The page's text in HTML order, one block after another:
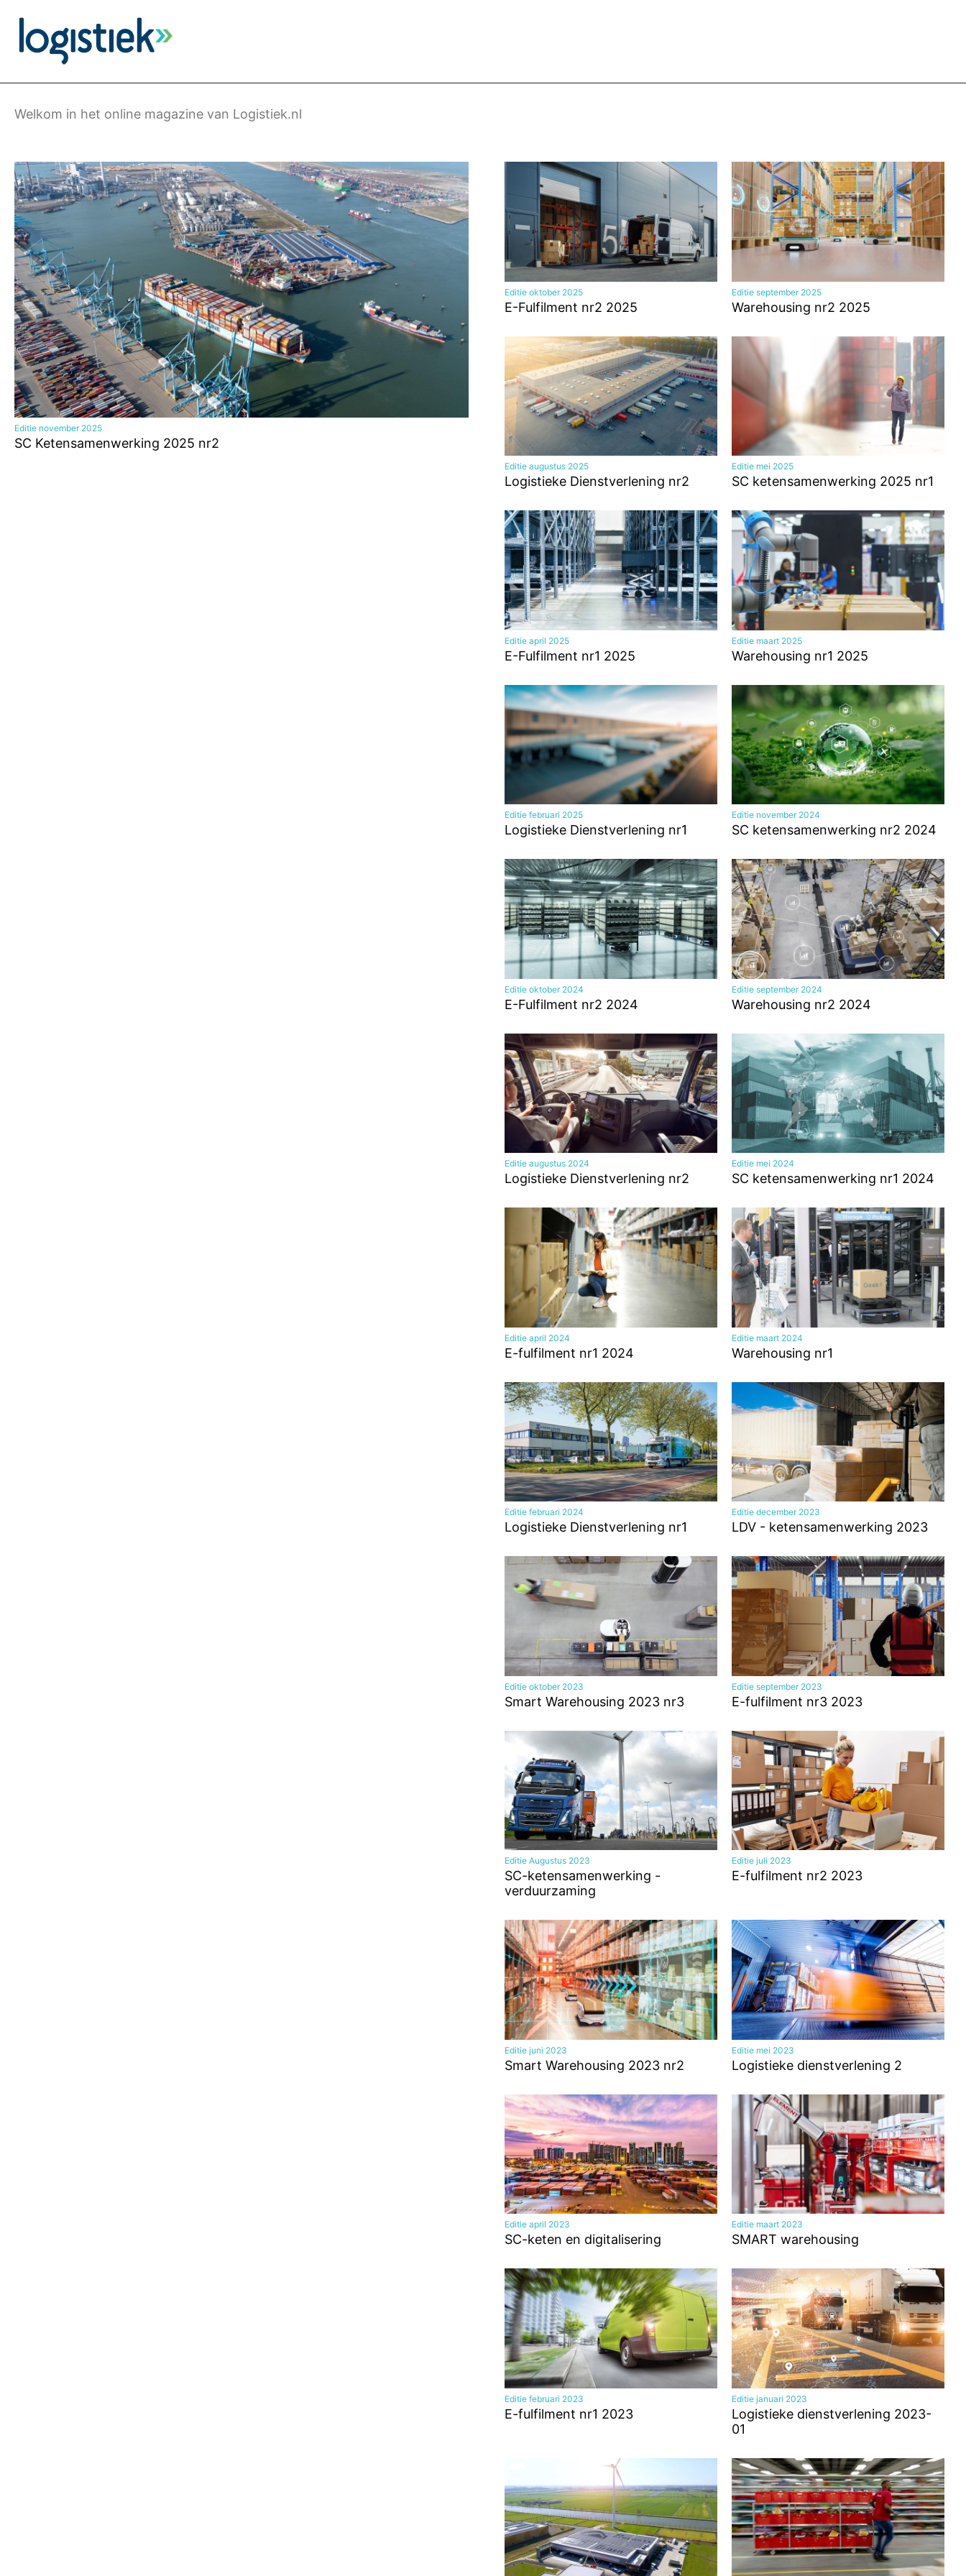
Overslaan
en
naar
de
gaan
Welkom in het online magazine van Logistiek.nl
Editie november 2025
SC Ketensamenwerking 2025 nr2
Editie oktober 2025
E-Fulfilment nr2 2025
Editie september 2025
Warehousing nr2 2025
Editie augustus 2025
Logistieke Dienstverlening nr2
Editie mei 2025
SC ketensamenwerking 2025 nr1
Editie april 2025
E-Fulfilment nr1 2025
Editie maart 2025
Warehousing nr1 2025
Editie februari 2025
Logistieke Dienstverlening nr1
Editie november 2024
SC ketensamenwerking nr2 2024
Editie oktober 2024
E-Fulfilment nr2 2024
Editie september 2024
Warehousing nr2 2024
Editie augustus 2024
Logistieke Dienstverlening nr2
Editie mei 2024
SC ketensamenwerking nr1 2024
Editie april 2024
E-fulfilment nr1 2024
Editie maart 2024
Warehousing nr1
Editie februari 2024
Logistieke Dienstverlening nr1
Editie december 2023
LDV - ketensamenwerking 2023
Editie oktober 2023
Smart Warehousing 2023 nr3
Editie september 2023
E-fulfilment nr3 2023
Editie Augustus 2023
SC-ketensamenwerking -
verduurzaming
Editie juli 2023
E-fulfilment nr2 2023
Editie juni 2023
Smart Warehousing 2023 nr2
Editie mei 2023
Logistieke dienstverlening 2
Editie april 2023
SC-keten en digitalisering
Editie maart 2023
SMART warehousing
Editie februari 2023
E-fulfilment nr1 2023
Editie januari 2023
Logistieke dienstverlening 2023-
01